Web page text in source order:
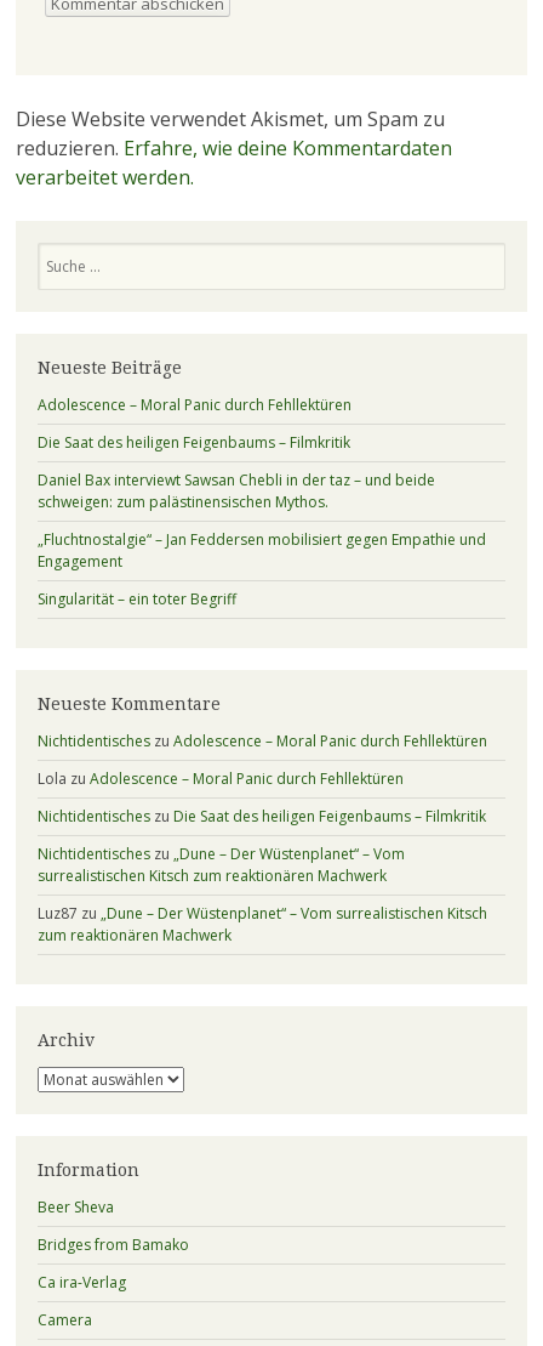
Diese Website verwendet Akismet, um Spam zu
reduzieren. Erfahre, wie deine Kommentardaten
verarbeitet werden.
Neueste Beiträge
Adolescence – Moral Panic durch Fehllektüren
Die Saat des heiligen Feigenbaums – Filmkritik
Daniel Bax interviewt Sawsan Chebli in der taz – und beide
schweigen: zum palästinensischen Mythos.
„Fluchtnostalgie“ – Jan Feddersen mobilisiert gegen Empathie und
Engagement
Singularität – ein toter Begriff
Neueste Kommentare
Nichtidentischeszu Adolescence – Moral Panic durch Fehllektüren
Lola zu Adolescence – Moral Panic durch Fehllektüren
Nichtidentischeszu Die Saat des heiligen Feigenbaums – Filmkritik
Nichtidentischeszu „Dune – Der Wüstenplanet“ – Vom
surrealistischen Kitsch zum reaktionären Machwerk
Luz87 zu „Dune – Der Wüstenplanet“ – Vom surrealistischen Kitsch
zum reaktionären Machwerk
Archiv
Archiv
Information
Beer Sheva
Bridges from Bamako
Ca ira-Verlag
Camera